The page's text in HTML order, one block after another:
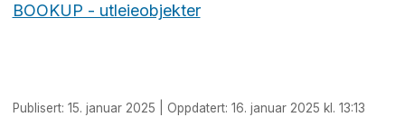
BOOKUP - utleieobjekter
Publisert: 15. januar 2025 | Oppdatert: 16. januar 2025 kl. 13:13